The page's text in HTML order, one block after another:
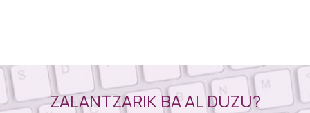
ZALANTZARIK BA AL DUZU?